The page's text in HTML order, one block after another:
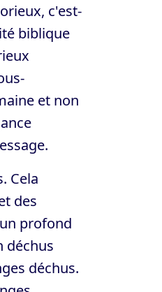
c'est-
biblique
et non
Cela
des
profond
déchus
déchus.